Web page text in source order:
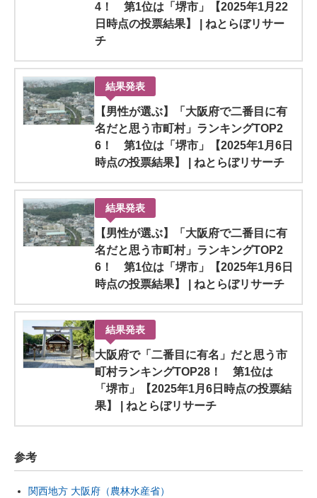
4！ 第1位は「堺市」【2025年1月22
日時点の投票結果】 | ねとらぼリサー
チ
結果発表
【男性が選ぶ】「大阪府で二番目に有
名だと思う市町村」ランキングTOP2
6！ 第1位は「堺市」【2025年1月6日
時点の投票結果】 | ねとらぼリサーチ
結果発表
【男性が選ぶ】「大阪府で二番目に有
名だと思う市町村」ランキングTOP2
6！ 第1位は「堺市」【2025年1月6日
時点の投票結果】 | ねとらぼリサーチ
結果発表
大阪府で「二番目に有名」だと思う市
町村ランキングTOP28！ 第1位は
「堺市」【2025年1月6日時点の投票結
果】 | ねとらぼリサーチ
参考
関西地方 大阪府（農林水産省）